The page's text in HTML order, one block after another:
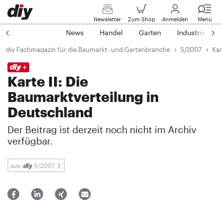
Newsletter Zum Shop Anmelden Menü
News Handel Garten Industrie
diy Fachmagazin für die Baumarkt- und Gartenbranche 5/2007
Karte II: Die
Baumarktverteilung in
Deutschland
Der Beitrag ist derzeit noch nicht im Archiv
verfügbar.
aus: 5/2007